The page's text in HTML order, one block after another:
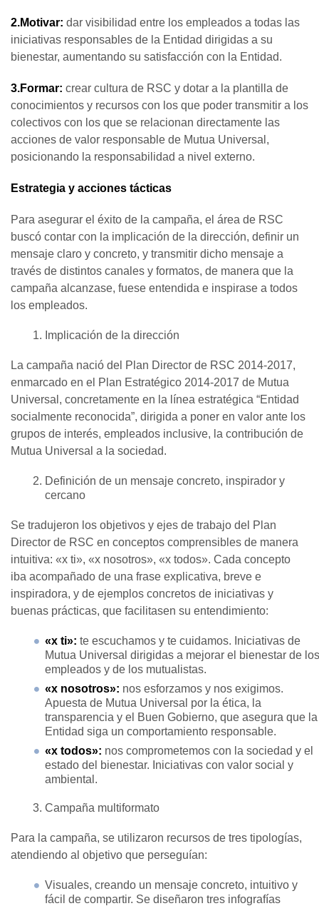
2.Motivar: dar visibilidad entre los empleados a todas las
iniciativas responsables de la Entidad dirigidas a su
bienestar, aumentando su satisfacción con la Entidad.
3.Formar: crear cultura de RSC y dotar a la plantilla de
conocimientos y recursos con los que poder transmitir a los
colectivos con los que se relacionan directamente las
acciones de valor responsable de Mutua Universal,
posicionando la responsabilidad a nivel externo.
Estrategia y acciones tácticas
Para asegurar el éxito de la campaña, el área de RSC
buscó contar con la implicación de la dirección, definir un
mensaje claro y concreto, y transmitir dicho mensaje a
través de distintos canales y formatos, de manera que la
campaña alcanzase, fuese entendida e inspirase a todos
los empleados.
Implicación de la dirección
La campaña nació del Plan Director de RSC 2014-2017,
enmarcado en el Plan Estratégico 2014-2017 de Mutua
Universal, concretamente en la línea estratégica “Entidad
socialmente reconocida”, dirigida a poner en valor ante los
grupos de interés, empleados inclusive, la contribución de
Mutua Universal a la sociedad.
Definición de un mensaje concreto, inspirador y
cercano
Se tradujeron los objetivos y ejes de trabajo del Plan
Director de RSC en conceptos comprensibles de manera
intuitiva: «x ti», «x nosotros», «x todos». Cada concepto
iba acompañado de una frase explicativa, breve e
inspiradora, y de ejemplos concretos de iniciativas y
buenas prácticas, que facilitasen su entendimiento:
«x ti»: te escuchamos y te cuidamos. Iniciativas de
Mutua Universal dirigidas a mejorar el bienestar de los
empleados y de los mutualistas.
«x nosotros»: nos esforzamos y nos exigimos.
Apuesta de Mutua Universal por la ética, la
transparencia y el Buen Gobierno, que asegura que la
Entidad siga un comportamiento responsable.
«x todos»: nos comprometemos con la sociedad y el
estado del bienestar. Iniciativas con valor social y
ambiental.
Campaña multiformato
Para la campaña, se utilizaron recursos de tres tipologías,
atendiendo al objetivo que perseguían:
Visuales, creando un mensaje concreto, intuitivo y
fácil de compartir. Se diseñaron tres infografías